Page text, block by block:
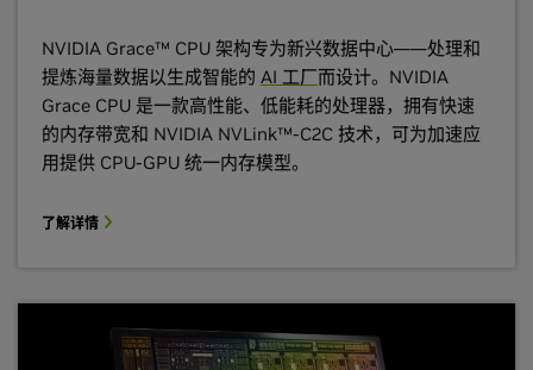
NVIDIA Grace™ CPU 架构专为新兴数据中心——处理和
提炼海量数据以生成智能的 AI 工厂而设计。NVIDIA
Grace CPU 是一款高性能、低能耗的处理器，拥有快速
的内存带宽和 NVIDIA NVLink™-C2C 技术，可为加速应
用提供 CPU-GPU 统一内存模型。
了解详情